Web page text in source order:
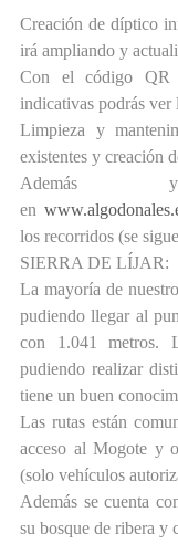
Creación de díptico
irá ampliando y
Con el código QR
indicativas podrás
Limpieza y
existentes y creación
Además
en
los recorridos (se
SIERRA DE LÍJAR:
La mayoría de
pudiendo llegar al
con 1.041 metros.
pudiendo realizar
tiene un buen
Las rutas están
acceso al Mogote y
(solo vehículos
Además se cuenta
su bosque de ribera y